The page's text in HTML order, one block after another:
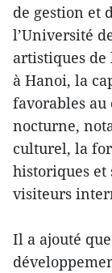
de gestion et
l’Université
artistiques
à Hanoi, la
favorables au
nocturne,
culturel, la
historiques
visiteurs
Il a ajouté